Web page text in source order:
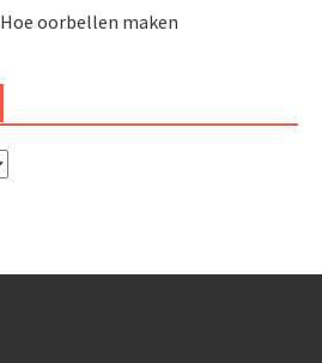
Hoe oorbellen maken